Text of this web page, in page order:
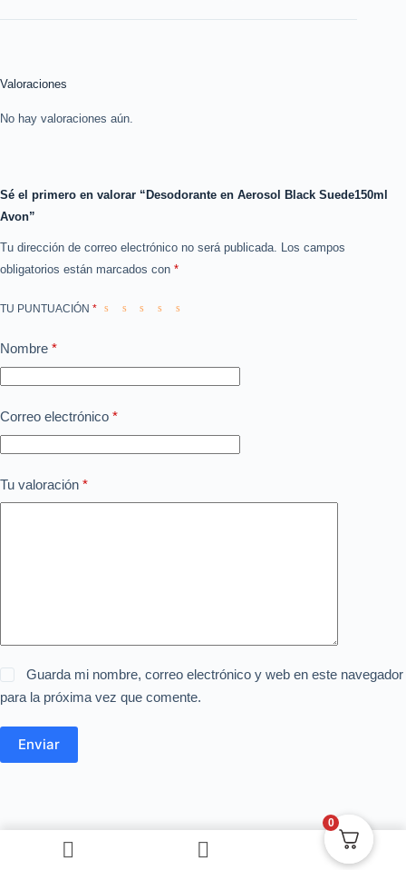
Valoraciones
No hay valoraciones aún.
Sé el primero en valorar “Desodorante en Aerosol Black Suede150ml
Avon”
Tu dirección de correo electrónico no será publicada. Los campos
obligatorios están marcados con *
TU PUNTUACIÓN *
Nombre *
Correo electrónico *
Tu valoración *
Guarda mi nombre, correo electrónico y web en este navegador
para la próxima vez que comente.
Enviar
0